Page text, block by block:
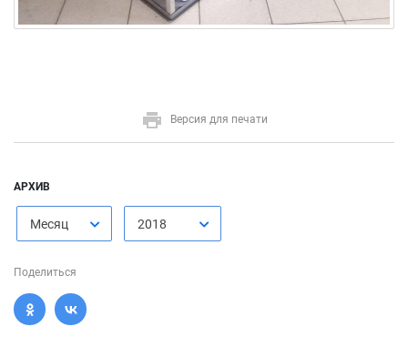
Версия для печати
АРХИВ
Месяц 2018
Поделиться